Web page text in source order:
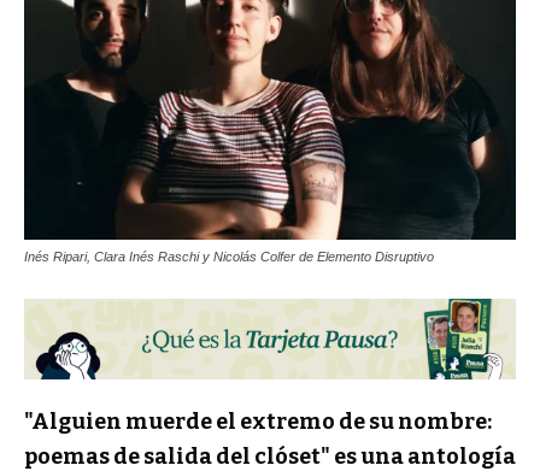
Inés Ripari, Clara Inés Raschi y Nicolás Colfer de Elemento Disruptivo
"Alguien muerde el extremo de su nombre:
poemas de salida del clóset" es una antología